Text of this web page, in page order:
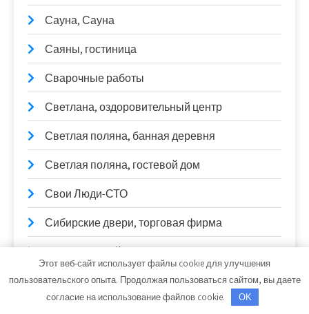
Сауна, Сауна
Саяны, гостиница
Сварочные работы
Светлана, оздоровительный центр
Светлая поляна, банная деревня
Светлая поляна, гостевой дом
Свои Люди-СТО
Сибирские двери, торговая фирма
Скиф, автомойка
Скиф, автомойка
Этот веб-сайт использует файлы cookie для улучшения
пользовательского опыта. Продолжая пользоваться сайтом, вы даете
согласие на использование файлов cookie.
OK